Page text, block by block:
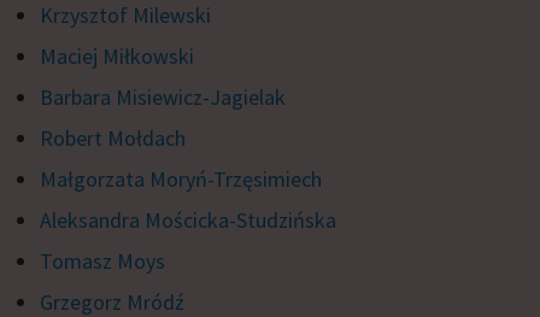
Krzysztof Milewski
Maciej Miłkowski
Barbara Misiewicz-Jagielak
Robert Mołdach
Małgorzata Moryń-Trzęsimiech
Aleksandra Mościcka-Studzińska
Tomasz Moys
Grzegorz Mródź